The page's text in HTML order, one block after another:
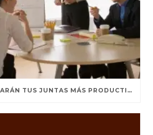
6 TIPS QUE HARÁN TUS JUNTAS MÁS PRODUCTIVAS